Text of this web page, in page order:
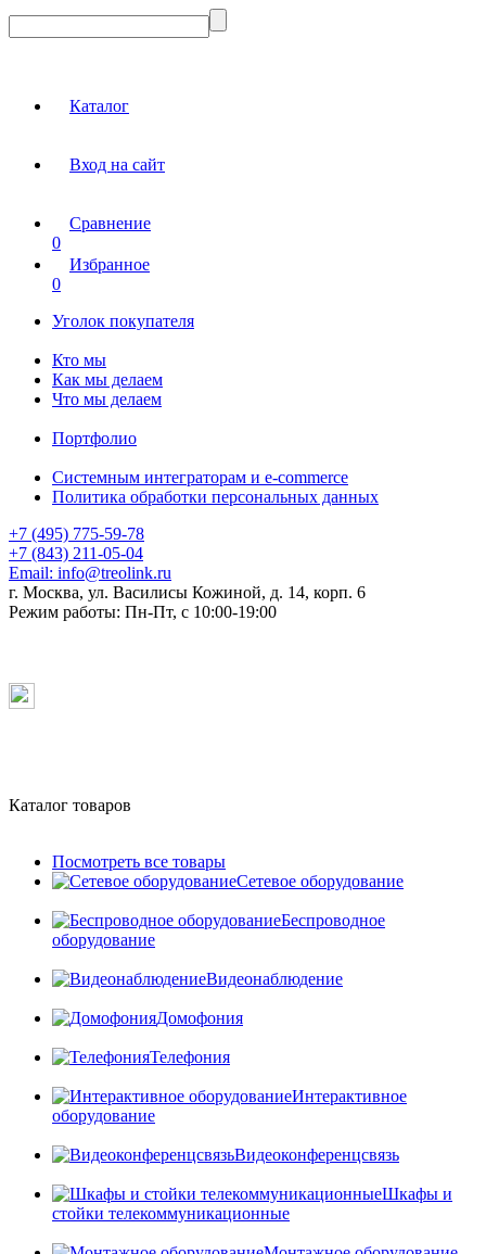
Каталог
Вход на сайт
Сравнение
0
Избранное
0
Уголок покупателя
Кто мы
Как мы делаем
Что мы делаем
Портфолио
Системным интеграторам и e-commerce
Политика обработки персональных данных
+7 (495) 775-59-78
+7 (843) 211-05-04
Email: info@treolink.ru
г. Москва, ул. Василисы Кожиной, д. 14, корп. 6
Режим работы: Пн-Пт, с 10:00-19:00
Каталог товаров
Посмотреть все товары
Сетевое оборудование
Беспроводное
оборудование
Видеонаблюдение
Домофония
Телефония
Интерактивное
оборудование
Видеоконференцсвязь
Шкафы и
стойки телекоммуникационные